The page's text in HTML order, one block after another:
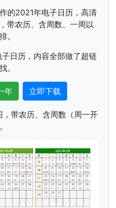
的2021年电子日历，高清
带农历、含周数、一周以
。
日历，内容全部做了超链
。
年 立即下载
，带农历、含周数（周一开